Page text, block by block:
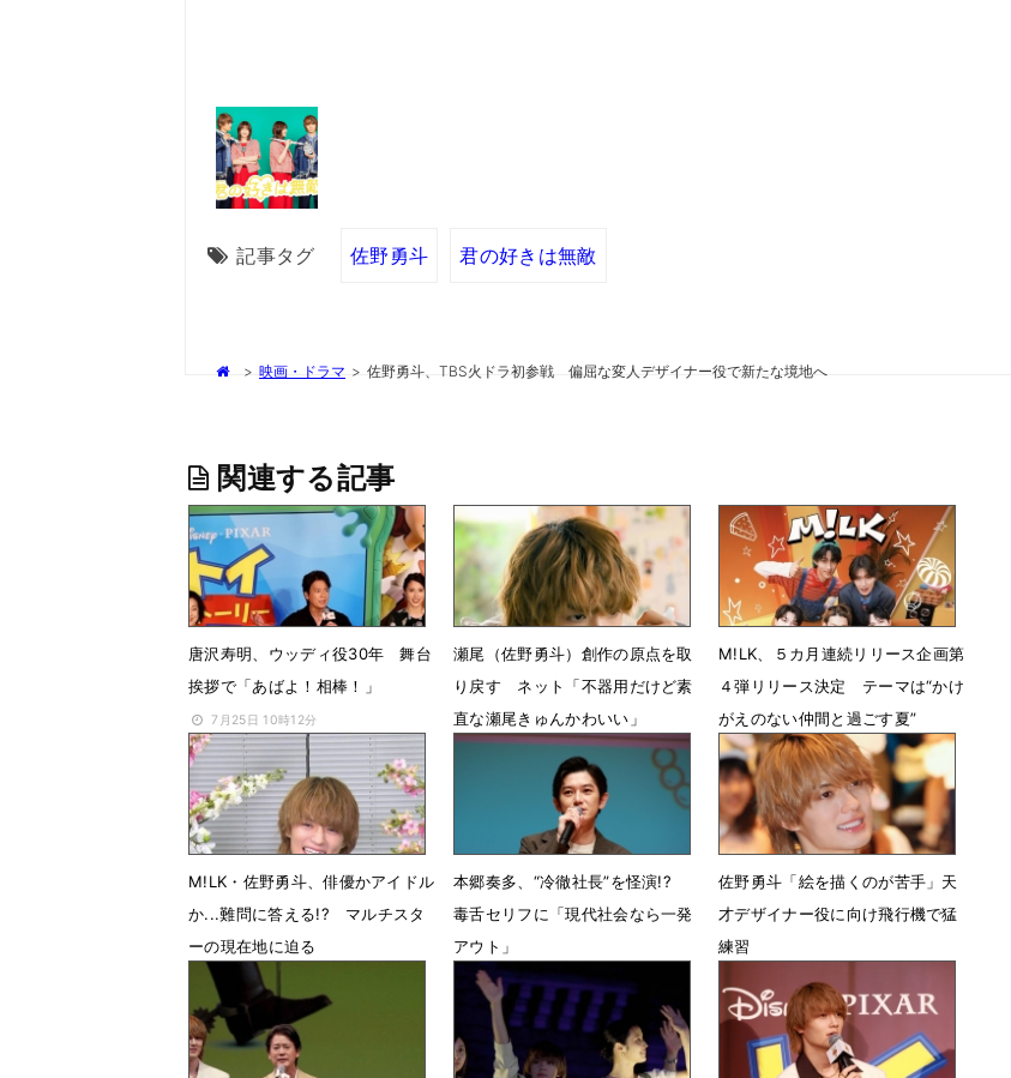
記事タグ 佐野勇斗 君の好きは無敵
> 映画・ドラマ > 佐野勇斗、TBS火ドラ初参戦 偏屈な変人デザイナー役で新たな境地へ
関連する記事
唐沢寿明、ウッディ役30年 舞台
挨拶で「あばよ！相棒！」
7月25日 10時12分
瀬尾（佐野勇斗）創作の原点を取
り戻す ネット「不器用だけど素
直な瀬尾きゅんかわいい」
7月22日 13時46分
M!LK、５カ月連続リリース企画第
４弾リリース決定 テーマは“かけ
がえのない仲間と過ごす夏”
7月13日 18時09分
M!LK・佐野勇斗、俳優かアイドル
か...難問に答える!? マルチスタ
ーの現在地に迫る
7月10日 12時36分
本郷奏多、“冷徹社長”を怪演!?
毒舌セリフに「現代社会なら一発
アウト」
7月7日 08時00分
佐野勇斗「絵を描くのが苦手」天
才デザイナー役に向け飛行機で猛
練習
7月7日 07時00分